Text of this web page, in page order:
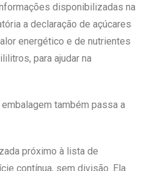
disponibilizadas na
a declaração de açúcares
energético e de nutrientes
para ajudar na
também passa a
próximo à lista de
contínua, sem divisão. Ela